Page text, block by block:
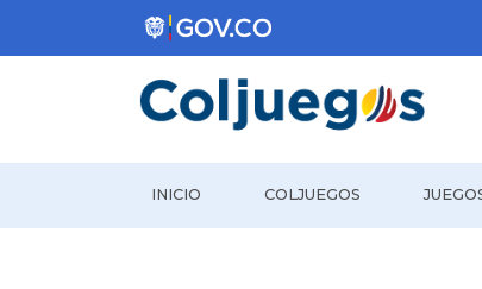
Coljuegos
INICIO COLJUEGOS